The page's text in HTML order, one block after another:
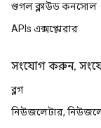
গুগল ক্লাউড কনসোল
APIs এক্সপ্লোরার
সংযোগ করুন,
ব্লগ
নিউজলেটার,